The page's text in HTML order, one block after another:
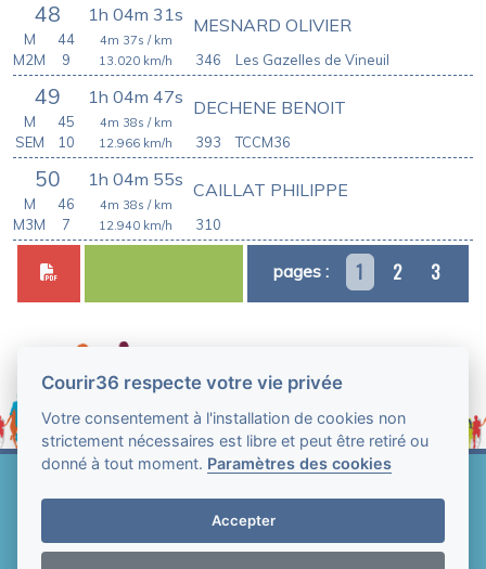
48 1h 04m 31s
346
MESNARD OLIVIER
4m 37s / km
13.020 km/h
M
44
M2M
9 Les Gazelles de Vineuil
49 1h 04m 47s
393
DECHENE BENOIT
4m 38s / km
12.966 km/h
M
45
SEM
10 TCCM36
50 1h 04m 55s
310
CAILLAT PHILIPPE
4m 38s / km
12.940 km/h
M
46
M3M
7
pages : 1 2 3
2004-2026
Mentions légales et conditions générales
Courir36 respecte votre vie privée
Votre consentement à l'installation de cookies non
strictement nécessaires est libre et peut être retiré ou
donné à tout moment. Paramètres des cookies
Accepter